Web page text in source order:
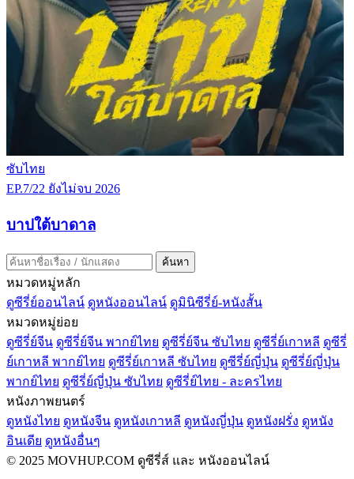
ซับไทย
EP.7/22 ยังไม่จบ 2026
บาปใต้บาดาล
ค้นหา
หมวดหมู่หลัก
ดูซีรี่ย์ออนไลน์ ดูหนังออนไลน์ ดูมินิซีรี่ย์-หนังสั้น
หมวดหมู่ย่อย
ดูซีรี่ย์จีน ดูซีรี่ย์จีน พากย์ไทย ดูซีรี่ย์จีน ซับไทย ดูซีรี่ย์เกาหลี ดูซีรี่
ย์เกาหลี พากย์ไทย ดูซีรี่ย์เกาหลี ซับไทย ดูซีรี่ย์ญี่ปุ่น ดูซีรี่ย์ญี่ปุ่น
พากย์ไทย ดูซีรี่ย์ญี่ปุ่น ซับไทย ดูซีรี่ย์ไทย - ละครไทย
หนังภาพยนตร์
ดูหนังไทย ดูหนังจีน ดูหนังเกาหลี ดูหนังญี่ปุ่น ดูหนังฝรั่ง ดูหนัง
อินเดีย ดูหนังอื่นๆ
© 2025 MOVHUP.COM ดูซีรี่ส์ และ หนังออนไลน์